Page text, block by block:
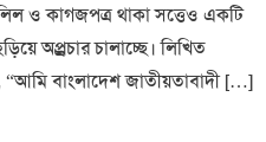
ও কাগজপত্র থাকা সত্তেও একটি
অপ্র্রচার চালাচ্ছে। লিখিত
বাংলাদেশ জাতীয়তাবাদী […]